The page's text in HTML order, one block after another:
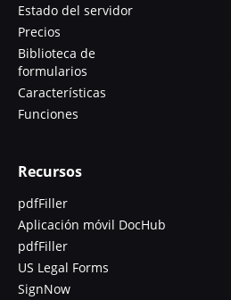
Estado del servidor
Precios
Biblioteca de
formularios
Características
Funciones
Recursos
pdfFiller
Aplicación móvil DocHub
pdfFiller
US Legal Forms
SignNow